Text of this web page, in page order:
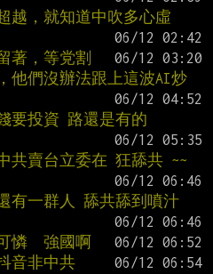
越，就知道中吹多心虛
著，等党割
他們沒辦法跟上這波AI炒
要投資 路還是有的
共賣台立委在 狂舔共 ~~
有一群人 舔共舔到噴汁
憐  強國啊
音非中共